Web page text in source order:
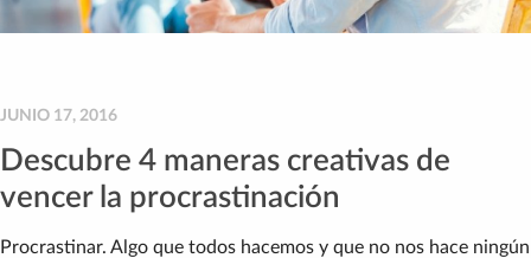
JUNIO 17, 2016
Descubre 4 maneras creativas de
vencer la procrastinación
Procrastinar. Algo que todos hacemos y que no nos hace ningún